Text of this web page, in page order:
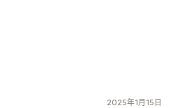
2025年1月15日